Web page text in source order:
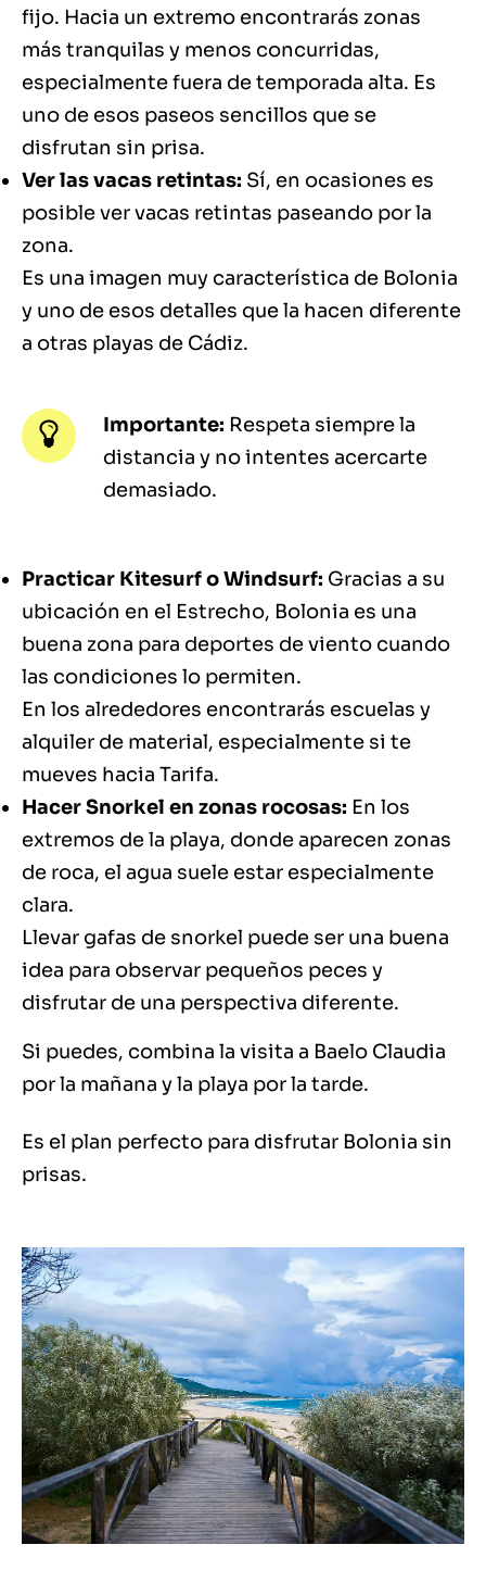
fijo. Hacia un extremo encontrarás zonas
más tranquilas y menos concurridas,
especialmente fuera de temporada alta. Es
uno de esos paseos sencillos que se
disfrutan sin prisa.
Ver las vacas retintas: Sí, en ocasiones es
posible ver vacas retintas paseando por la
zona.
Es una imagen muy característica de Bolonia
y uno de esos detalles que la hacen diferente
a otras playas de Cádiz.
Importante: Respeta siempre la
distancia y no intentes acercarte
demasiado.
Practicar Kitesurf o Windsurf: Gracias a su
ubicación en el Estrecho, Bolonia es una
buena zona para deportes de viento cuando
las condiciones lo permiten.
En los alrededores encontrarás escuelas y
alquiler de material, especialmente si te
mueves hacia Tarifa.
Hacer Snorkel en zonas rocosas: En los
extremos de la playa, donde aparecen zonas
de roca, el agua suele estar especialmente
clara.
Llevar gafas de snorkel puede ser una buena
idea para observar pequeños peces y
disfrutar de una perspectiva diferente.
Si puedes, combina la visita a Baelo Claudia
por la mañana y la playa por la tarde.
Es el plan perfecto para disfrutar Bolonia sin
prisas.